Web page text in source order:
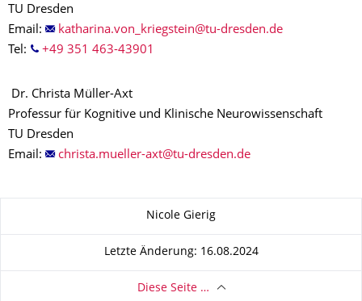
TU Dresden
Email:
Tel:
+49 351 463-43901
Dr. Christa Müller-Axt
Professur für Kognitive und Klinische Neurowissenschaft
TU Dresden
Email:
Nicole Gierig
Letzte Änderung: 16.08.2024
Diese Seite …